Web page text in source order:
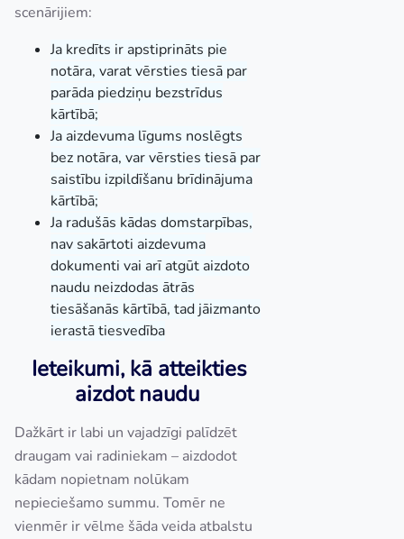
scenārijiem:
Ja kredīts ir apstiprināts pie
notāra, varat vērsties tiesā par
parāda piedziņu bezstrīdus
kārtībā;
Ja aizdevuma līgums noslēgts
bez notāra, var vērsties tiesā par
saistību izpildīšanu brīdinājuma
kārtībā;
Ja radušās kādas domstarpības,
nav sakārtoti aizdevuma
dokumenti vai arī atgūt aizdoto
naudu neizdodas ātrās
tiesāšanās kārtībā, tad jāizmanto
ierastā tiesvedība
Ieteikumi, kā atteikties
aizdot naudu
Dažkārt ir labi un vajadzīgi palīdzēt
draugam vai radiniekam – aizdodot
kādam nopietnam nolūkam
nepieciešamo summu. Tomēr ne
vienmēr ir vēlme šāda veida atbalstu